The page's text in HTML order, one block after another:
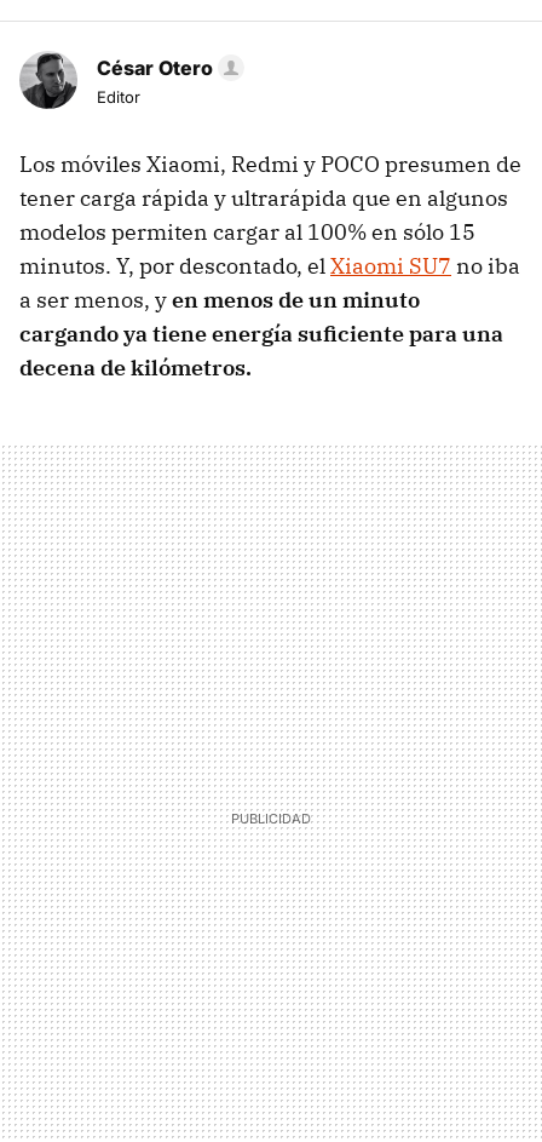
César Otero
Editor
Los móviles Xiaomi, Redmi y POCO presumen de
tener carga rápida y ultrarápida que en algunos
modelos permiten cargar al 100% en sólo 15
minutos. Y, por descontado, elXiaomi SU7 no iba
a ser menos, yen menos de un minuto
cargando ya tiene energía suficiente para una
decena de kilómetros.